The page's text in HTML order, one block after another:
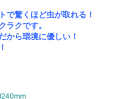
で驚くほど虫が取れる！
ラクです。
から環境に優しい！